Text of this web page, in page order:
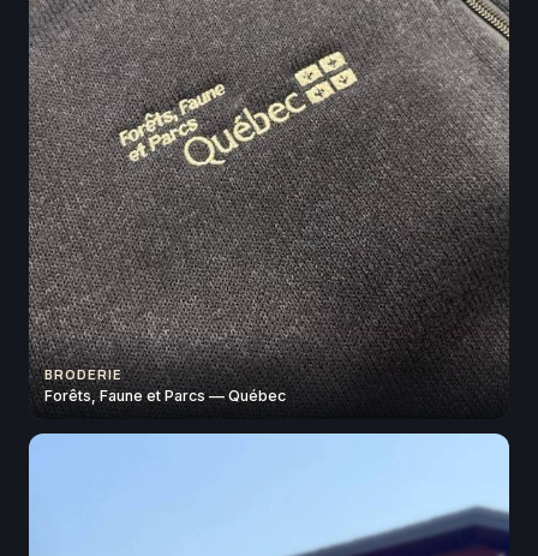
BRODERIE
Forêts, Faune et Parcs — Québec